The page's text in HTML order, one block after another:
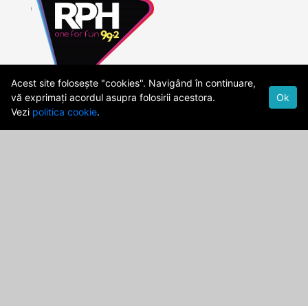
Acest site folosește "cookies". Navigând în continuare,
vă exprimați acordul asupra folosirii acestora.
Vezi politica cookie.
Ok